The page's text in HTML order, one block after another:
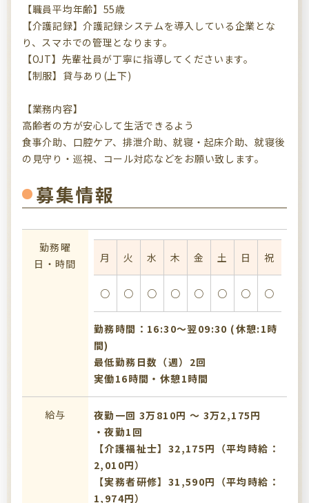
【職員平均年齢】55歳
【介護記録】介護記録システムを導入している企業とな
り、スマホでの管理となります。
【OJT】先輩社員が丁寧に指導してくださいます。
【制服】貸与あり(上下)
【業務内容】
高齢者の方が安心して生活できるよう
食事介助、口腔ケア、排泄介助、就寝・起床介助、就寝後
の見守り・巡視、コール対応などをお願い致します。
募集情報
勤務曜
日・時間
月 火 水 木 金 土 日 祝
○ ○ ○ ○ ○ ○ ○ ○
勤務時間：16:30〜翌09:30 (休憩:1時
間)
最低勤務日数（週）2回
実働16時間・休憩1時間
給与
夜勤一回 3万810円 〜 3万2,175円
・夜勤1回
【介護福祉士】32,175円（平均時給：
2,010円）
【実務者研修】31,590円（平均時給：
1,974円）